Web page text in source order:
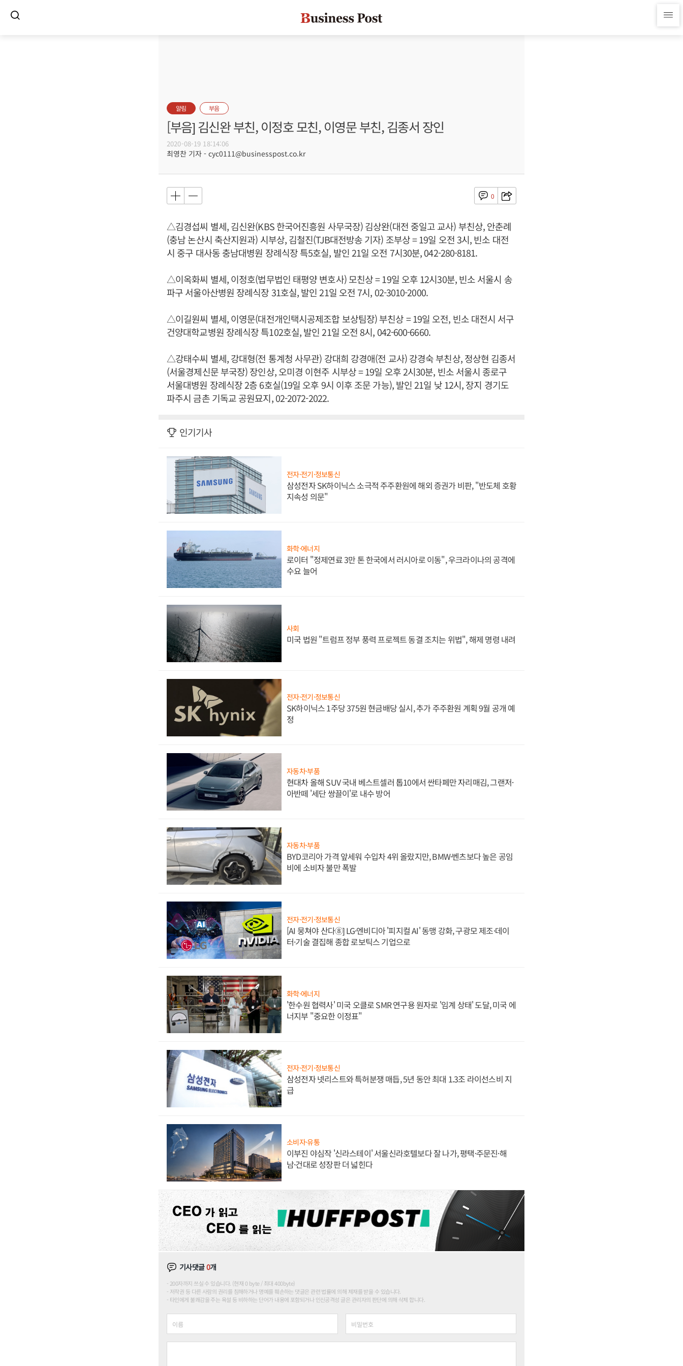
알림 부음
[부음] 김신완 부친, 이정호 모친, 이영문 부친, 김종서 장인
2020-08-19 18:14:06
최영찬 기자 - cyc0111@businesspost.co.kr
0
△김경섭씨 별세, 김신완(KBS 한국어진흥원 사무국장) 김상완(대전 중일고 교사) 부친상, 안춘례
(충남 논산시 축산지원과) 시부상, 김철진(TJB대전방송 기자) 조부상 = 19일 오전 3시, 빈소 대전
시 중구 대사동 충남대병원 장례식장 특5호실, 발인 21일 오전 7시30분, 042-280-8181.
△이옥화씨 별세, 이정호(법무법인 태평양 변호사) 모친상 = 19일 오후 12시30분, 빈소 서울시 송
파구 서울아산병원 장례식장 31호실, 발인 21일 오전 7시, 02-3010-2000.
△이길원씨 별세, 이영문(대전개인택시공제조합 보상팀장) 부친상 = 19일 오전, 빈소 대전시 서구
건양대학교병원 장례식장 특102호실, 발인 21일 오전 8시, 042-600-6660.
△강태수씨 별세, 강대형(전 통계청 사무관) 강대희 강경애(전 교사) 강경숙 부친상, 정상현 김종서
(서울경제신문 부국장) 장인상, 오미경 이현주 시부상 = 19일 오후 2시30분, 빈소 서울시 종로구
서울대병원 장례식장 2층 6호실(19일 오후 9시 이후 조문 가능), 발인 21일 낮 12시, 장지 경기도
파주시 금촌 기독교 공원묘지, 02-2072-2022.
인기기사
전자·전기·정보통신
삼성전자 SK하이닉스 소극적 주주환원에 해외 증권가 비판, "반도체 호황
지속성 의문"
화학·에너지
로이터 "정제연료 3만 톤 한국에서 러시아로 이동", 우크라이나의 공격에
수요 늘어
사회
미국 법원 "트럼프 정부 풍력 프로젝트 동결 조치는 위법", 해제 명령 내려
전자·전기·정보통신
SK하이닉스 1주당 375원 현금배당 실시, 추가 주주환원 계획 9월 공개 예
정
자동차·부품
현대차 올해 SUV 국내 베스트셀러 톱10에서 싼타페만 자리매김, 그랜저·
아반떼 '세단 쌍끌이'로 내수 방어
자동차·부품
BYD코리아 가격 앞세워 수입차 4위 올랐지만, BMW·벤츠보다 높은 공임
비에 소비자 불만 폭발
전자·전기·정보통신
[AI 뭉쳐야 산다⑧] LG·엔비디아 '피지컬 AI' 동맹 강화, 구광모 제조·데이
터·기술 결집해 종합 로보틱스 기업으로
화학·에너지
'한수원 협력사' 미국 오클로 SMR 연구용 원자로 '임계 상태' 도달, 미국 에
너지부 "중요한 이정표"
전자·전기·정보통신
삼성전자 넷리스트와 특허분쟁 매듭, 5년 동안 최대 1.3조 라이선스비 지
급
소비자·유통
이부진 야심작 '신라스테이' 서울신라호텔보다 잘 나가, 평택·주문진·해
남·건대로 성장판 더 넓힌다
기사댓글0개
200자까지 쓰실 수 있습니다. (현재 0 byte / 최대 400byte)
저작권 등 다른 사람의 권리를 침해하거나 명예를 훼손하는 댓글은 관련 법률에 의해 제재를 받을 수 있습니다.
타인에게 불쾌감을 주는 욕설 등 비하하는 단어가 내용에 포함되거나 인신공격성 글은 관리자의 판단에 의해 삭제 합니다.